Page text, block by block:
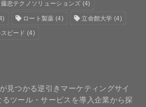
忠テクノソリューションズ (4)
ロート製薬 (4) 立命館大学 (4)
ピード (4)
見つかる逆引きマーケティングサイ
るツール・サービスを導入企業から探